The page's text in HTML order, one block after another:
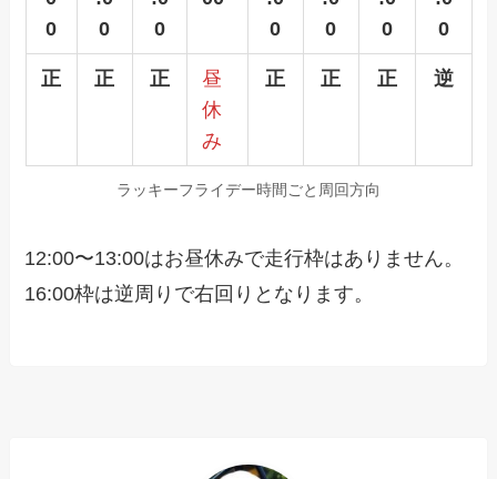
0
0
0
0
0
0
0
正 正 正
昼
休
み
正 正 正 逆
ラッキーフライデー時間ごと周回方向
12:00〜13:00はお昼休みで走行枠はありません。
16:00枠は逆周りで右回りとなります。